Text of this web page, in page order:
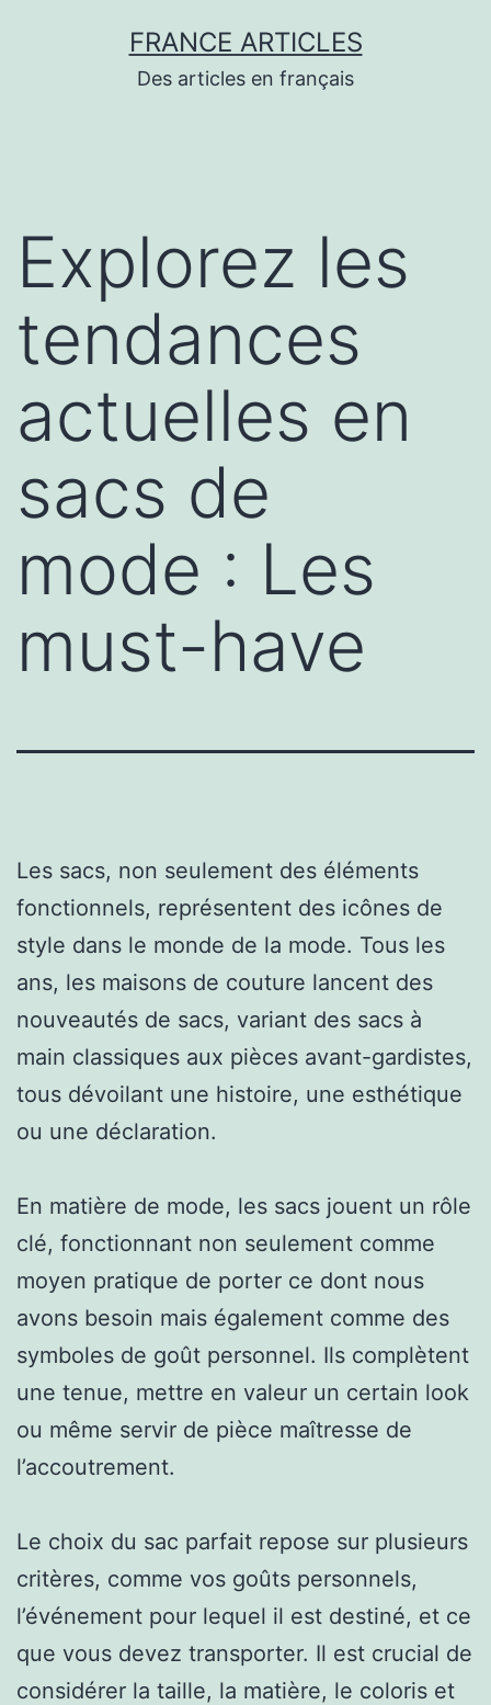
FRANCE ARTICLES
Des articles en français
Explorez les
tendances
actuelles en
sacs de
mode : Les
must-have
Les sacs, non seulement des éléments
fonctionnels, représentent des icônes de
style dans le monde de la mode. Tous les
ans, les maisons de couture lancent des
nouveautés de sacs, variant des sacs à
main classiques aux pièces avant-gardistes,
tous dévoilant une histoire, une esthétique
ou une déclaration.
En matière de mode, les sacs jouent un rôle
clé, fonctionnant non seulement comme
moyen pratique de porter ce dont nous
avons besoin mais également comme des
symboles de goût personnel. Ils complètent
une tenue, mettre en valeur un certain look
ou même servir de pièce maîtresse de
l’accoutrement.
Le choix du sac parfait repose sur plusieurs
critères, comme vos goûts personnels,
l’événement pour lequel il est destiné, et ce
que vous devez transporter. Il est crucial de
considérer la taille, la matière, le coloris et